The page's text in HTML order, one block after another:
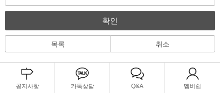
확인
목록 취소
공지사항 카톡상담 Q&A 멤버쉽